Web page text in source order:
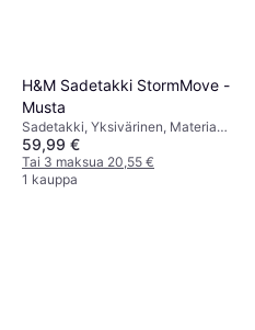
H&M Sadetakki StormMove -
Musta
Sadetakki, Yksivärinen, Materiaali:
Synteettinen, Vedenpitävä,
Taskut, Tuulenpitävä, Huppu
59,99 €
Tai 3 maksua 20,55 €
1 kauppa